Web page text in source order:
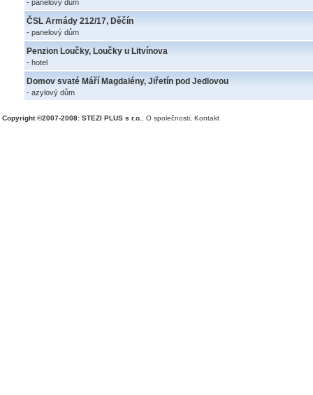
- panelový dům
ČSL Armády 212/17, Děčín
- panelový dům
Penzion Loučky, Loučky u Litvínova
- hotel
Domov svaté Máří Magdalény, Jiřetín pod Jedlovou
- azylový dům
Copyright ©2007-2008: STEZI PLUS s r.o. O společnosti Kontakt